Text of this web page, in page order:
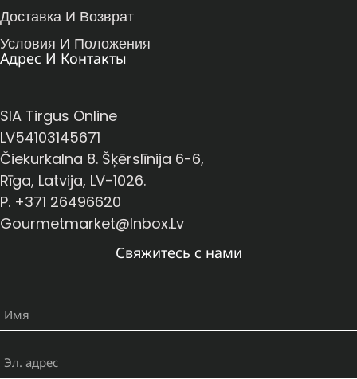
Доставка И Возврат
Условия И Положения
Адрес И Контакты
SIA Tirgus Online
LV54103145671
Čiekurkalna 8. Šķērslīnija 6-6,
Rīga, Latvija, LV-1026.
P. +371 26496620
Gourmetmarket@inbox.lv
Свяжитесь с нами